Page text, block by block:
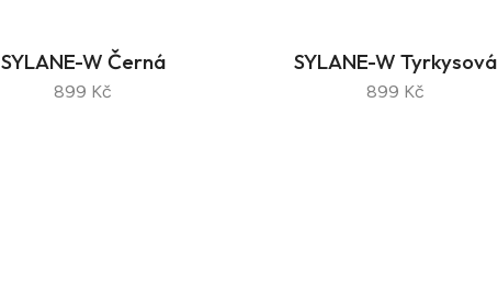
SYLANE-W Černá
899 Kč
SYLANE-W Tyrkysová
899 Kč